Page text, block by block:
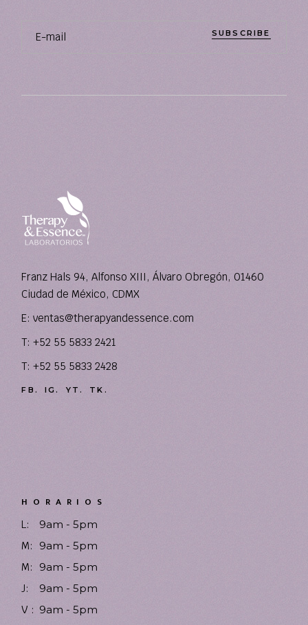
SUBSCRIBE
Franz Hals 94, Alfonso XIII, Álvaro Obregón, 01460
Ciudad de México, CDMX
E:ventas@therapyandessence.com
T: +52 55 5833 2421
T: +52 55 5833 2428
FB. IG. YT. TK.
HORARIOS
L:
9am - 5pm
M:
9am - 5pm
M:
9am - 5pm
J:
9am - 5pm
V : 9am - 5pm